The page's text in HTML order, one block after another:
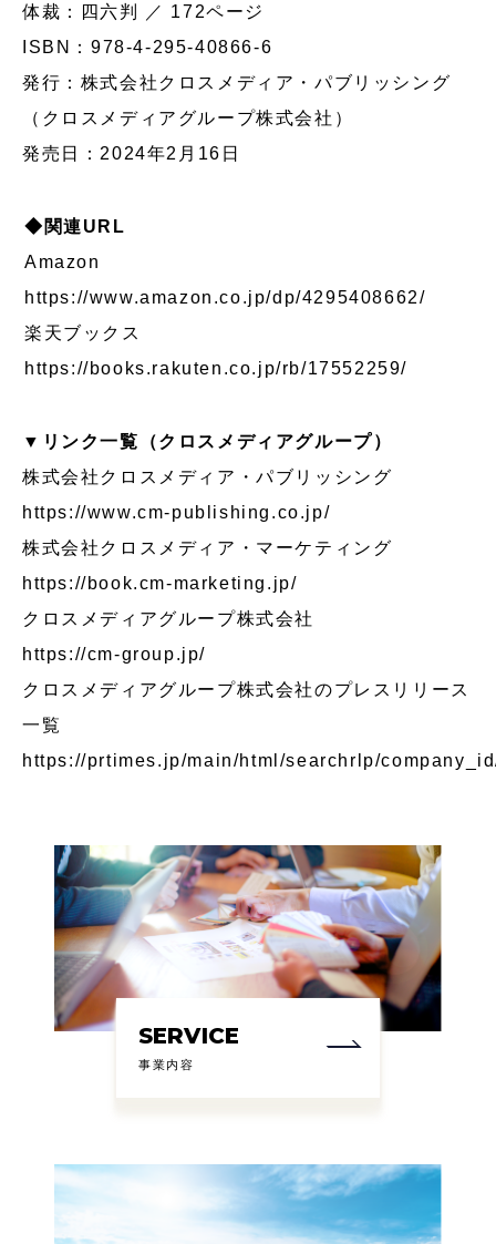
体裁：四六判 ／ 172ページ
ISBN：978-4-295-40866-6
発行：株式会社クロスメディア・パブリッシング
（クロスメディアグループ株式会社）
発売日：2024年2月16日
◆関連URL
Amazon
https://www.amazon.co.jp/dp/4295408662/
楽天ブックス
https://books.rakuten.co.jp/rb/17552259/
▼リンク⼀覧（クロスメディアグループ）
株式会社クロスメディア・パブリッシング
https://www.cm-publishing.co.jp/
株式会社クロスメディア・マーケティング
https://book.cm-marketing.jp/
クロスメディアグループ株式会社
https://cm-group.jp/
クロスメディアグループ株式会社のプレスリリース
⼀覧
https://prtimes.jp/main/html/searchrlp/
SERVICE
事業内容